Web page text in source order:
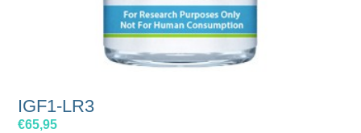
IGF1-LR3
€65,95